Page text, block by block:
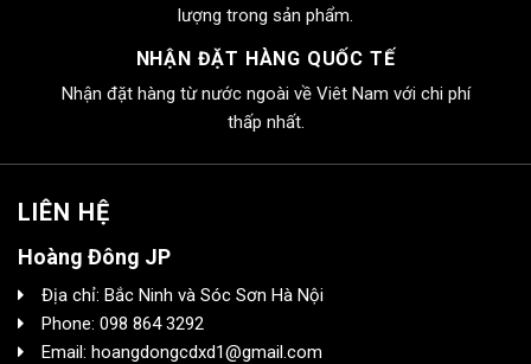
lượng trong sản phẩm.
NHẬN ĐẶT HÀNG QUỐC TẾ
Nhận đặt hàng từ nước ngoài về Viêt Nam với chi phí
thấp nhất.
LIÊN HỆ
Hoàng Đông JP
Địa chỉ: Bắc Ninh và Sóc Sơn Hà Nội
Phone: 098 864 3292
Email: hoangdongcdxd1@gmail.com